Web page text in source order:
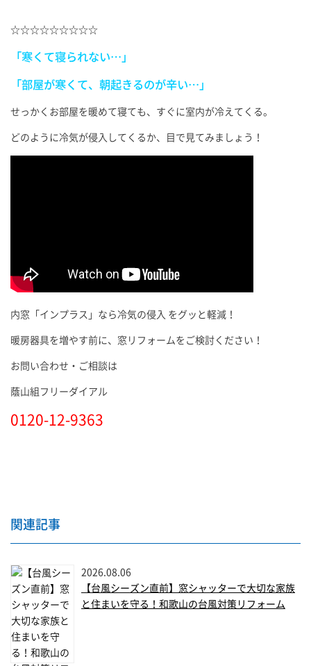
☆☆☆☆☆☆☆☆☆
「寒くて寝られない…」
「部屋が寒くて、朝起きるのが辛い…」
せっかくお部屋を暖めて寝ても、すぐに室内が冷えてくる。
どのように冷気が侵入してくるか、目で見てみましょう！
内窓「インプラス」なら冷気の侵入 をグッと軽減！
暖房器具を増やす前に、窓リフォームをご検討ください！
お問い合わせ・ご相談は
蔭山組フリーダイアル
0120-12-9363
関連記事
2026.08.06
【台風シーズン直前】窓シャッターで大切な家族
と住まいを守る！和歌山の台風対策リフォーム